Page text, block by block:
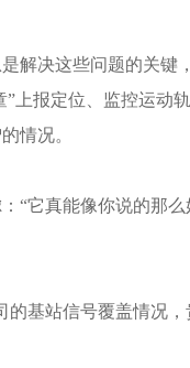
决这些问题的关键
上报定位、监控运动
情况。
它真能像你说的那么
基站信号覆盖情况，